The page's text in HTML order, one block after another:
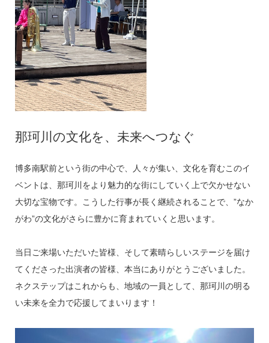
那珂川の文化を、未来へつなぐ
博多南駅前という街の中心で、人々が集い、文化を育むこのイ
ベントは、那珂川をより魅力的な街にしていく上で欠かせない
大切な宝物です。こうした行事が長く継続されることで、”なか
がわ”の文化がさらに豊かに育まれていくと思います。
当日ご来場いただいた皆様、そして素晴らしいステージを届け
てくださった出演者の皆様、本当にありがとうございました。
ネクステップはこれからも、地域の一員として、那珂川の明る
い未来を全力で応援してまいります！